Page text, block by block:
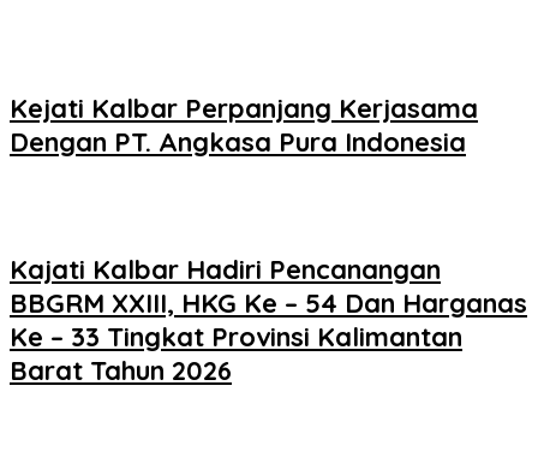
Kejati Kalbar Perpanjang Kerjasama
Dengan PT. Angkasa Pura Indonesia
Kajati Kalbar Hadiri Pencanangan
BBGRM XXIII, HKG Ke – 54 Dan Harganas
Ke – 33 Tingkat Provinsi Kalimantan
Barat Tahun 2026